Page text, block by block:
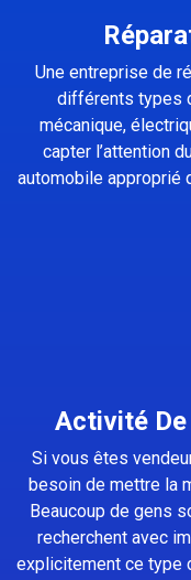
Une entreprise de
différents types
mécanique,
capter l’attention
automobile approprié
Activité
Si vous êtes
besoin de mettre la
Beaucoup de gens
recherchent avec
explicitement ce type